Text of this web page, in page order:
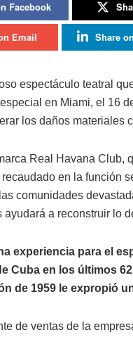
Facebook
Email Share
espectáculo teatral
en Miami, el 16
los daños materiales
Real Havana Club,
en la función
comunidades
a reconstruir lo
experiencia para el
Cuba en los últimos
de 1959 le expropió
de ventas de la